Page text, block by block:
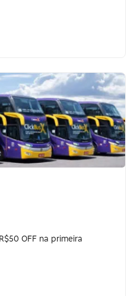
OFF na primeira